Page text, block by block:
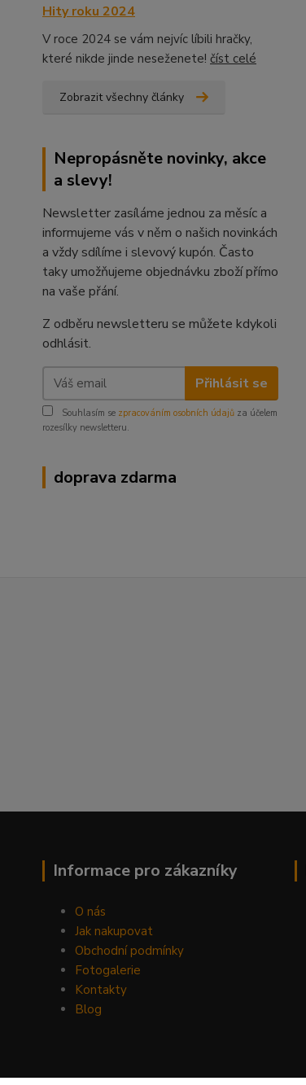
Hity roku 2024
V roce 2024 se vám nejvíc líbili hračky,
které nikde jinde neseženete! číst celé
Zobrazit všechny články
Nepropásněte novinky, akce
a slevy!
Newsletter zasíláme jednou za měsíc a
informujeme vás v něm o našich novinkách
a vždy sdílíme i slevový kupón. Často
taky umožňujeme objednávku zboží přímo
na vaše přání.
Z odběru newsletteru se můžete kdykoli
odhlásit.
Přihlásit se
Souhlasím se zpracováním osobních údajů za účelem
rozesílky newsletteru.
doprava zdarma
Informace pro zákazníky
O nás
Jak nakupovat
Obchodní podmínky
Fotogalerie
Kontakty
Blog